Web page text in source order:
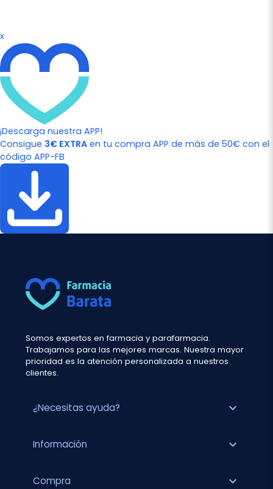
x
¡Descarga nuestra APP!
Consigue 3€ EXTRA en tu compra APP de más de 50€ con el
código APP-FB
Somos expertos en farmacia y parafarmacia.
Trabajamos para las mejores marcas. Nuestra mayor
prioridad es la atención personalizada a nuestros
clientes.
¿Necesitas ayuda? expand_more
Información expand_more
Compra expand_more